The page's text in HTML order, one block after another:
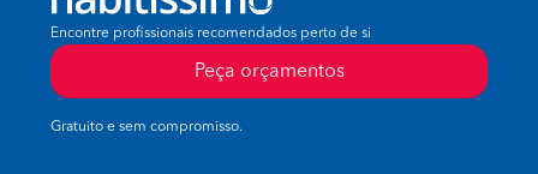
Encontre profissionais recomendados perto de si
Peça orçamentos
Gratuito e sem compromisso.